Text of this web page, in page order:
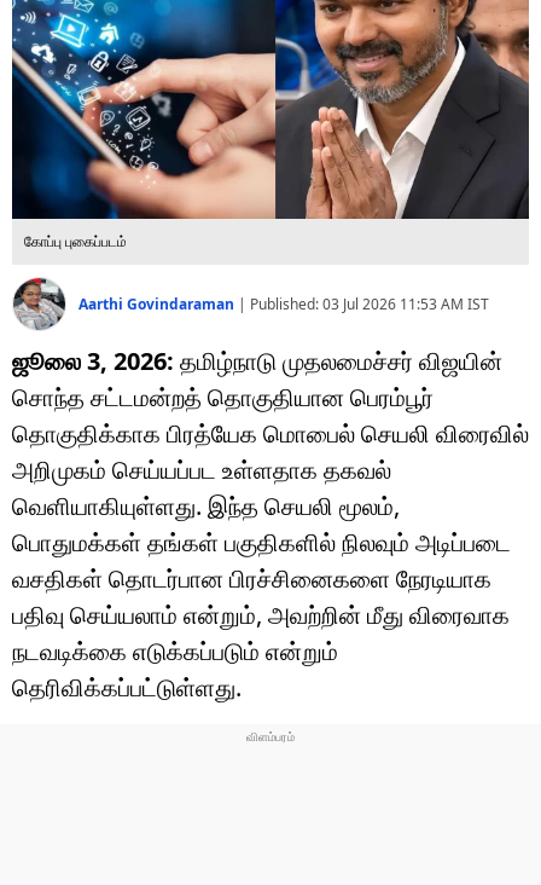
ஷார்ட் வீடியோஸ்
வலை கதைகள்
போட்டோ கேலரி
கோப்பு புகைப்படம்
Aarthi Govindaraman | Published:03 Jul 2026 11:53 AM IST
ஜூலை 3, 2026: தமிழ்நாடு முதலமைச்சர் விஜயின்
சொந்த சட்டமன்றத் தொகுதியான பெரம்பூர்
தொகுதிக்காக பிரத்யேக மொபைல் செயலி விரைவில்
அறிமுகம் செய்யப்பட உள்ளதாக தகவல்
வெளியாகியுள்ளது. இந்த செயலி மூலம்,
பொதுமக்கள் தங்கள் பகுதிகளில் நிலவும் அடிப்படை
வசதிகள் தொடர்பான பிரச்சினைகளை நேரடியாக
பதிவு செய்யலாம் என்றும், அவற்றின் மீது விரைவாக
நடவடிக்கை எடுக்கப்படும் என்றும்
தெரிவிக்கப்பட்டுள்ளது.